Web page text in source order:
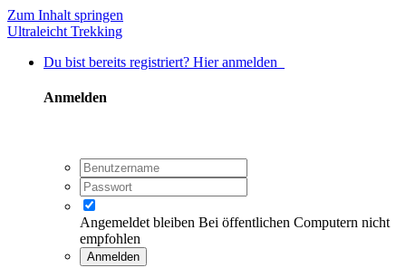
Zum Inhalt springen
Ultraleicht Trekking
Du bist bereits registriert? Hier anmelden
Anmelden
Angemeldet bleiben Bei öffentlichen Computern nicht
empfohlen
Anmelden